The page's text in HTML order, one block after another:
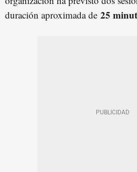
duración aproximada de 25